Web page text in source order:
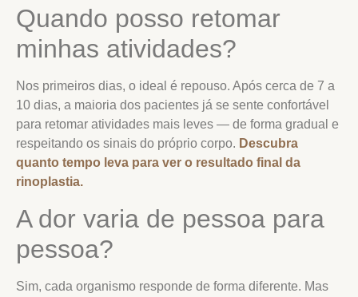
Quando posso retomar
minhas atividades?
Nos primeiros dias, o ideal é repouso. Após cerca de 7 a
10 dias, a maioria dos pacientes já se sente confortável
para retomar atividades mais leves — de forma gradual e
respeitando os sinais do próprio corpo. Descubra
quanto tempo leva para ver o resultado final da
rinoplastia.
A dor varia de pessoa para
pessoa?
Sim, cada organismo responde de forma diferente. Mas